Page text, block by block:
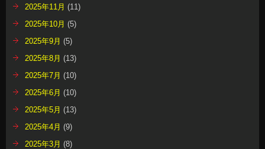
2025年11月 (11)
2025年10月 (5)
2025年9月 (5)
2025年8月 (13)
2025年7月 (10)
2025年6月 (10)
2025年5月 (13)
2025年4月 (9)
2025年3月 (8)